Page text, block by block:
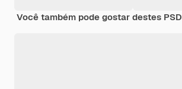
Você também pode gostar destes PSD